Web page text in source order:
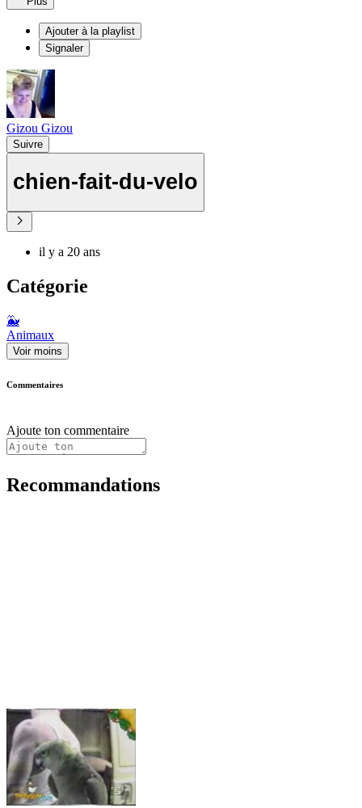
Ajouter à la playlist
Signaler
Gizou Gizou
Suivre
chien-fait-du-velo
il y a 20 ans
Catégorie
🐳
Animaux
Voir moins
Commentaires
Ajoute ton commentaire
Recommandations